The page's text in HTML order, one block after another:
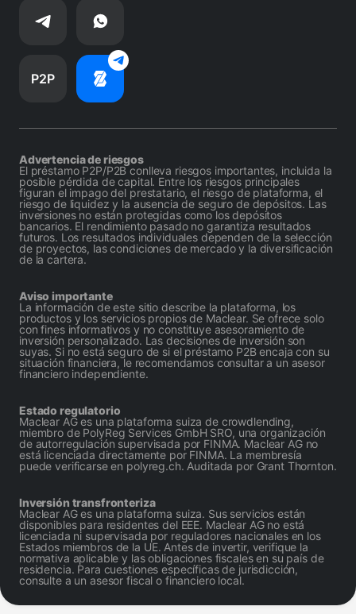
P2P
Advertencia de riesgos
El préstamo P2P/P2B conlleva riesgos importantes, incluida la
posible pérdida de capital. Entre los riesgos principales
figuran el impago del prestatario, el riesgo de plataforma, el
riesgo de liquidez y la ausencia de seguro de depósitos. Las
inversiones no están protegidas como los depósitos
bancarios. El rendimiento pasado no garantiza resultados
futuros. Los resultados individuales dependen de la selección
de proyectos, las condiciones de mercado y la diversificación
de la cartera.
Aviso importante
La información de este sitio describe la plataforma, los
productos y los servicios propios de Maclear. Se ofrece solo
con fines informativos y no constituye asesoramiento de
inversión personalizado. Las decisiones de inversión son
suyas. Si no está seguro de si el préstamo P2B encaja con su
situación financiera, le recomendamos consultar a un asesor
financiero independiente.
Estado regulatorio
Maclear AG es una plataforma suiza de crowdlending,
miembro de PolyReg Services GmbH SRO, una organización
de autorregulación supervisada por FINMA. Maclear AG no
está licenciada directamente por FINMA. La membresía
puede verificarse en polyreg.ch. Auditada por Grant Thornton.
Inversión transfronteriza
Maclear AG es una plataforma suiza. Sus servicios están
disponibles para residentes del EEE. Maclear AG no está
licenciada ni supervisada por reguladores nacionales en los
Estados miembros de la UE. Antes de invertir, verifique la
normativa aplicable y las obligaciones fiscales en su país de
residencia. Para cuestiones específicas de jurisdicción,
consulte a un asesor fiscal o financiero local.